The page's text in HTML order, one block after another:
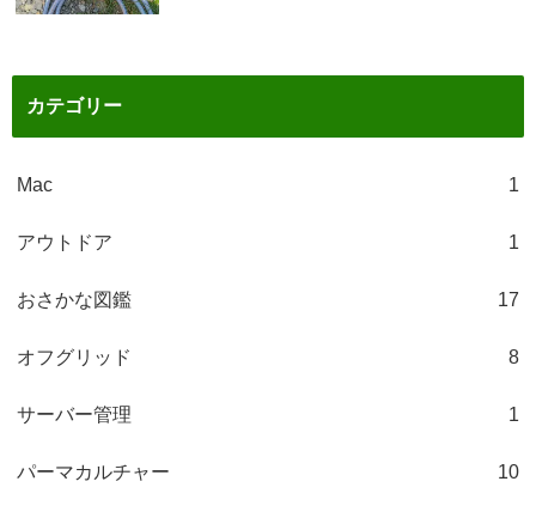
カテゴリー
Mac 1
アウトドア 1
おさかな図鑑 17
オフグリッド 8
サーバー管理 1
パーマカルチャー 10